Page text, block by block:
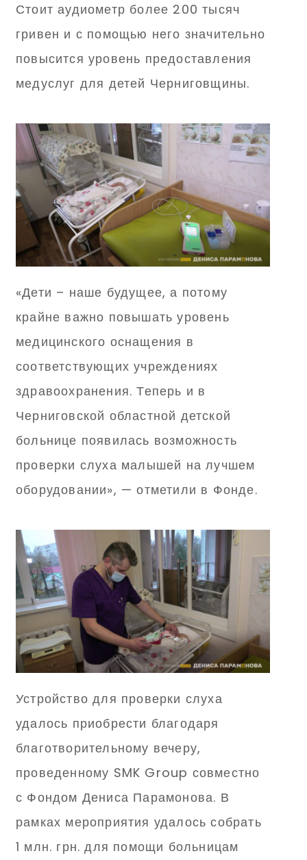
Стоит аудиометр более 200 тысяч
гривен и с помощью него значительно
повысится уровень предоставления
медуслуг для детей Черниговщины.
«Дети – наше будущее, а потому
крайне важно повышать уровень
медицинского оснащения в
соответствующих учреждениях
здравоохранения. Теперь и в
Черниговской областной детской
больнице появилась возможность
проверки слуха малышей на лучшем
оборудовании», — отметили в Фонде.
Устройство для проверки слуха
удалось приобрести благодаря
благотворительному вечеру,
проведенному SMK Group совместно
с Фондом Дениса Парамонова. В
рамках мероприятия удалось собрать
1 млн. грн. для помощи больницам